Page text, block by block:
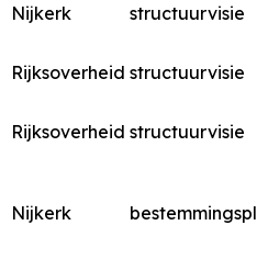
Nijkerk structuurvisie
Rijksoverheid structuurvisie
Rijksoverheid structuurvisie
Nijkerk